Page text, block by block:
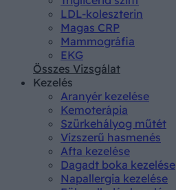
LDL-koleszterin
Magas CRP
Mammográfia
EKG
Összes Vizsgálat
Kezelés
Aranyér kezelése
Kemoterápia
Szürkehályog műtét
Vízszerű hasmenés
Afta kezelése
Dagadt boka kezelése
Napallergia kezelése